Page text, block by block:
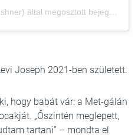
Joseph 2021-ben született.
hogy babát vár: a Met-gálán
„Őszintén meglepett,
tartani” – mondta el